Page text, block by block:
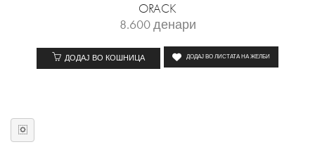
ORACK
8.600денари
ДОДАЈ ВО КОШНИЦА ДОДАЈ ВО ЛИСТАТА НА ЖЕЛБИ